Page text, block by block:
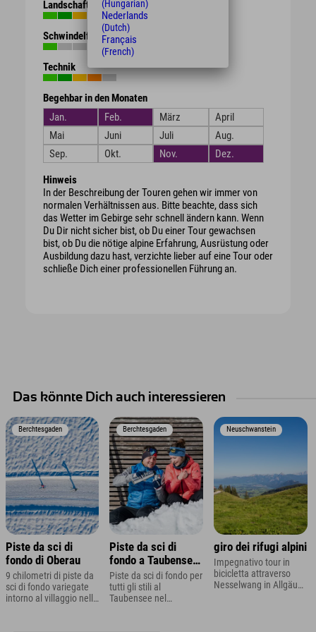
Landschaft
Schwindelfreiheit
Technik
Begehbar in den Monaten
Jan.
Feb. März
April
Mai
Juni Juli
Aug.
Sep.
Okt. Nov. Dez.
Hinweis
In der Beschreibung der Touren gehen wir immer von
normalen Verhältnissen aus. Bitte beachte, dass sich
das Wetter im Gebirge sehr schnell ändern kann. Wenn
Du Dir nicht sicher bist, ob Du einer Tour gewachsen
bist, ob Du die nötige alpine Erfahrung, Ausrüstung oder
Ausbildung dazu hast, verzichte lieber auf eine Tour oder
schließe Dich einer professionellen Führung an.
Das könnte Dich auch interessieren
Berchtesgaden
Piste da sci di
fondo di Oberau
9 chilometri di piste da
sci di fondo variegate
intorno al villaggio nelle
Berchtesgaden
Piste da sci di
fondo a Taubensee
vicino a Ramsau
Piste da sci di fondo per
tutti gli stili al
Taubensee nel
Neuschwanstein
giro dei rifugi alpini
Impegnativo tour in
bicicletta attraverso
Nesselwang in Allgäu
(Hungarian)
Nederlands
(Dutch)
Français
(French)